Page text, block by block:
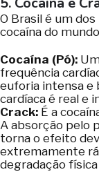
O Brasil é um
cocaína do
Cocaína (Pó):
frequência
euforia intensa e
cardíaca é real e
Crack: É a
A absorção pelo
torna o efeito
extremamente
degradação